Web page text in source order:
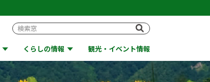
くらしの情報 観光・イベント情報